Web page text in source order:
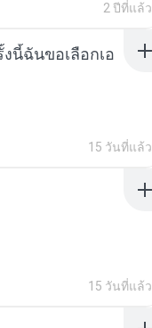
2 ปีที่แล้ว
นี้ฉันขอเลือกเอ
15 วันที่แล้ว
15 วันที่แล้ว